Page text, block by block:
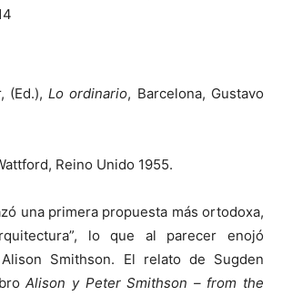
(Ed.),Lo ordinario, Barcelona, Gustavo
Reino Unido 1955.
una primera propuesta más ortodoxa,
lo que al parecer enojó
Smithson. El relato de Sugden
Alison y Peter Smithson – from the